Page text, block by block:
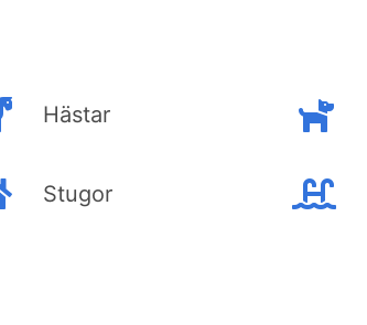
Hästar
Stugor